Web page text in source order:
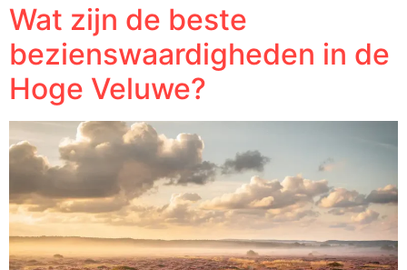
Wat zijn de beste
bezienswaardigheden in de
Hoge Veluwe?